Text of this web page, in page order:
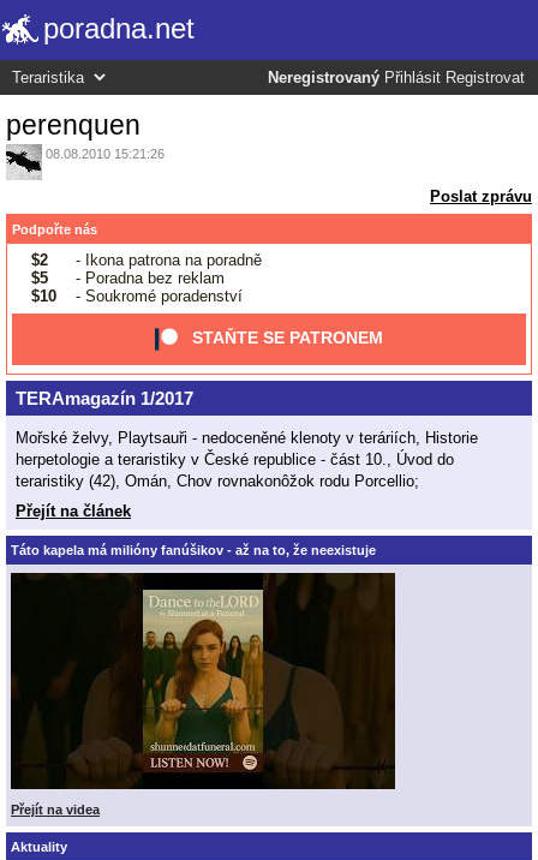
poradna.net
Neregistrovaný Přihlásit Registrovat
perenquen
08.08.2010 15:21:26
Poslat zprávu
Podpořte nás
$2
- Ikona patrona na poradně
$5
- Poradna bez reklam
$10
- Soukromé poradenství
STAŇTE SE PATRONEM
TERAmagazín 1/2017
Mořské želvy, Playtsauři - nedoceněné klenoty v teráriích, Historie
herpetologie a teraristiky v České republice - část 10., Úvod do
teraristiky (42), Omán, Chov rovnakonôžok rodu Porcellio;
Přejít na článek
Táto kapela má milióny fanúšikov - až na to, že neexistuje
Přejít na videa
Aktuality